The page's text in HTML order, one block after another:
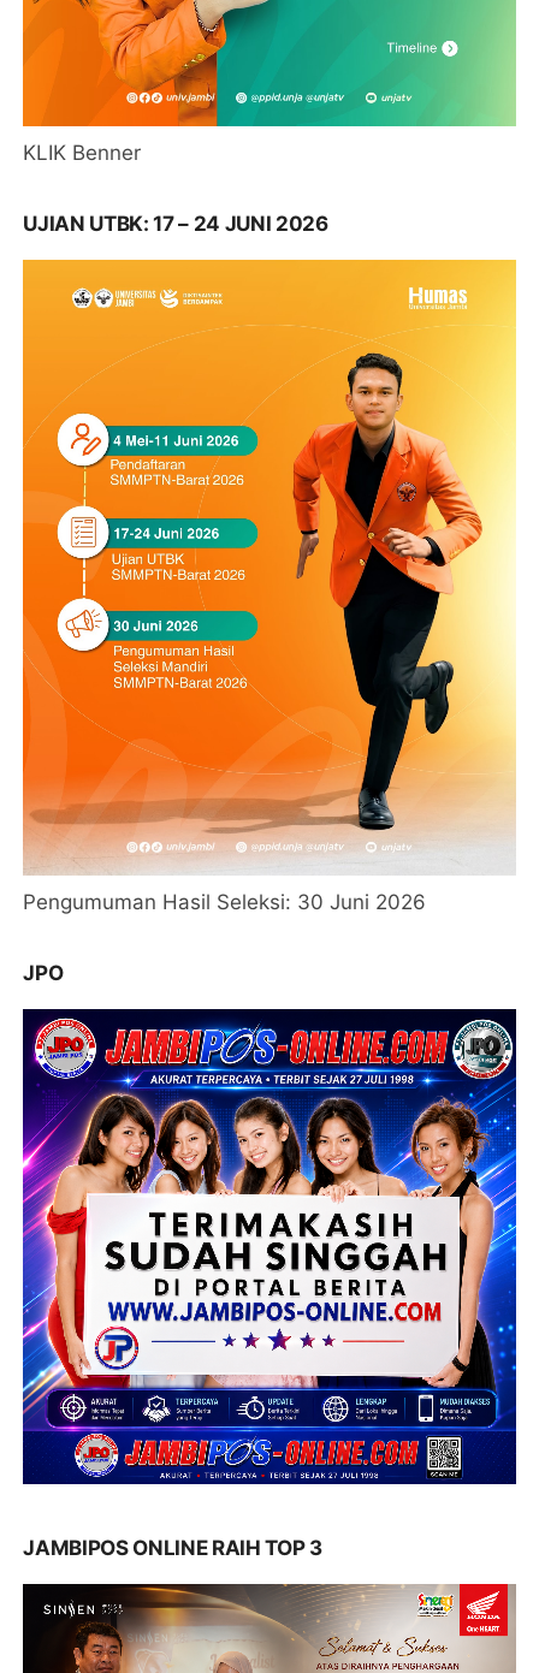
KLIK Benner
UJIAN UTBK: 17 – 24 JUNI 2026
Pengumuman Hasil Seleksi: 30 Juni 2026
JPO
JAMBIPOS ONLINE RAIH TOP 3